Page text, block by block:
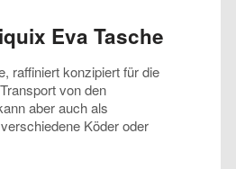
Eva Tasche
raffiniert konzipiert für die
von den
aber auch als
Köder oder